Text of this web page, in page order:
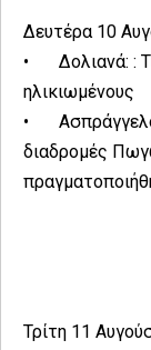
Δευτέρα 10
•
Δολιανά: :
ηλικιωμένους
•
διαδρομές
Τρίτη 11